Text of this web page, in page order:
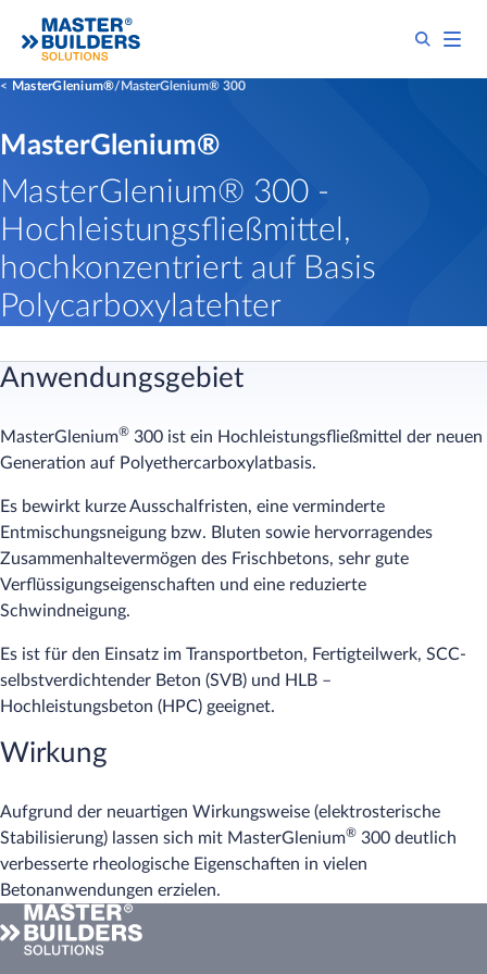
MasterGlenium® MasterGlenium® 300
MasterGlenium®
MasterGlenium® 300 -
Hochleistungsfließmittel,
hochkonzentriert auf Basis
Polycarboxylatehter
Anwendungsgebiet
MasterGlenium® 300 ist ein Hochleistungsfließmittel der neuen
Generation auf Polyethercarboxylatbasis.
Es bewirkt kurze Ausschalfristen, eine verminderte
Entmischungsneigung bzw. Bluten sowie hervorragendes
Zusammenhaltevermögen des Frischbetons, sehr gute
Verflüssigungseigenschaften und eine reduzierte
Schwindneigung.
Es ist für den Einsatz im Transportbeton, Fertigteilwerk, SCC-
selbstverdichtender Beton (SVB) und HLB –
Hochleistungsbeton (HPC) geeignet.
Wirkung
Aufgrund der neuartigen Wirkungsweise (elektrosterische
Stabilisierung) lassen sich mit MasterGlenium® 300 deutlich
verbesserte rheologische Eigenschaften in vielen
Betonanwendungen erzielen.